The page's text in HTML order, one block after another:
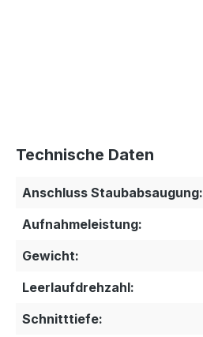
Technische Daten
Anschluss Staubabsaugung:
Aufnahmeleistung:
Gewicht:
Leerlaufdrehzahl:
Schnitttiefe: